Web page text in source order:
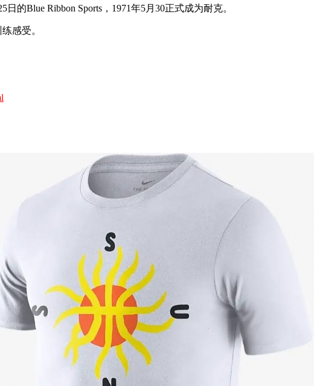
的Blue Ribbon Sports，1971年5月30正式成为耐克。
感受。